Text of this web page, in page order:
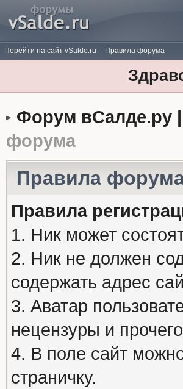
Перейти на сайт vSalde.ru Правила форума
Форум вСалде.ру
форума
Правила
Правила
1. Ник может
2. Ник не должен
содержать адрес
3. Аватар
нецензуры и
4. В поле сайт
страничку.